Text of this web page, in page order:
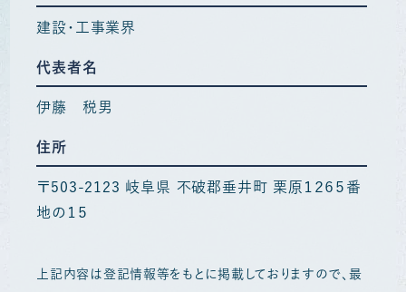
建設・工事業界
代表者名
伊藤 税男
住所
〒503-2123 岐阜県 不破郡垂井町 栗原１２６５番
地の１５
上記内容は登記情報等をもとに掲載しておりますので、最